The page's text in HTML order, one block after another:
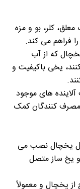
کلر، بو و مزه
فراهم می کند.
که از آب
یخی باکیفیت و
های موجود
کنندگان کمک
یخچال نصب می
یخ ساز متصل
از یخچال و معمولاً